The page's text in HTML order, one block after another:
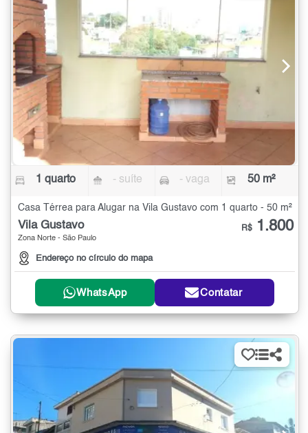
1 quarto - suíte - vaga 50 m²
Casa Térrea para Alugar na Vila Gustavo com 1 quarto - 50 m²
Vila Gustavo
Zona Norte - São Paulo
Endereço no círculo do mapa
R$ 1.800
WhatsApp Contatar